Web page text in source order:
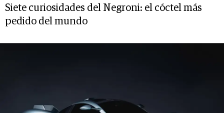
Siete curiosidades del Negroni: el cóctel más
pedido del mundo